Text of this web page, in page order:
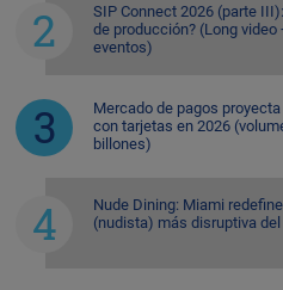
SIP Connect 2026 (parte
de producción? (Long
eventos)
Mercado de pagos
con tarjetas en 2026
billones)
Nude Dining: Miami
(nudista) más disruptiva del